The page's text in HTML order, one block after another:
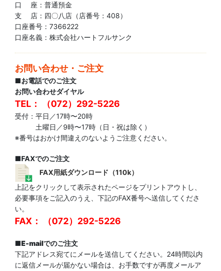
口 座：普通預金
支 店：四〇八店（店番号：408）
口座番号：7366222
口座名義：株式会社ハートフルサンク
お問い合わせ・ご注文
■お電話でのご注文
お問い合わせダイヤル
TEL： （072）292-5226
受付：平日／17時〜20時
土曜日／9時〜17時（日・祝は除く）
※番号はおかけ間違えのないようご注意ください。
■FAXでのご注文
FAX用紙ダウンロード（110k）
上記をクリックして表示されたページをプリントアウトし、
必要事項をご記入のうえ、下記のFAX番号へ送信してくださ
い。
FAX： （072）292-5226
■E-mailでのご注文
下記アドレス宛てにメールを送信してください。24時間以内
に返信メールが届かない場合は、お手数ですが再度メールア